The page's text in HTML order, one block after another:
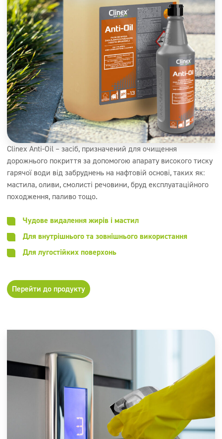
Clinex Anti-Oil – засіб, призначений для очищення
дорожнього покриття за допомогою апарату високого тиску
гарячої води від забруднень на нафтовій основі, таких як:
мастила, оливи, смолисті речовини, бруд експлуатаційного
походження, паливо тощо.
Чудове видалення жирів і мастил
Для внутрішнього та зовнішнього використання
Для лугостійких поверхонь
Перейти до продукту